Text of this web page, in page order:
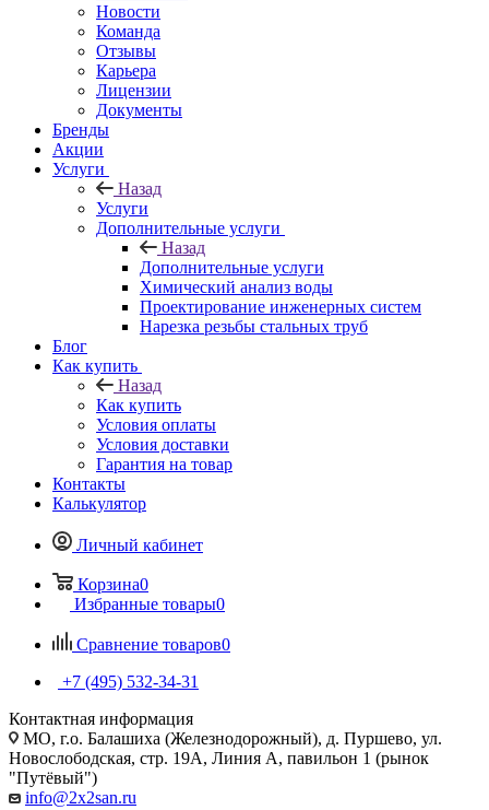
Новости
Команда
Отзывы
Карьера
Лицензии
Документы
Бренды
Акции
Услуги
Назад
Услуги
Дополнительные услуги
Назад
Дополнительные услуги
Химический анализ воды
Проектирование инженерных систем
Нарезка резьбы стальных труб
Блог
Как купить
Назад
Как купить
Условия оплаты
Условия доставки
Гарантия на товар
Контакты
Калькулятор
Личный кабинет
Корзина0
Избранные товары0
Сравнение товаров0
+7 (495) 532‑34‑31
Контактная информация
МО, г.о. Балашиха (Железнодорожный), д. Пуршево, ул.
Новослободская, стр. 19А, Линия А, павильон 1 (рынок
"Путёвый")
info@2x2san.ru